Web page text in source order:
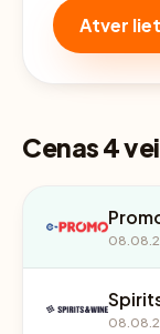
Atver
Cenas 4